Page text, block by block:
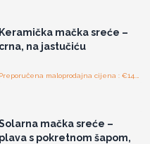
Keramička mačka sreće –
crna, na jastučiću
mačka sreće –
plava s pokretnom šapom,